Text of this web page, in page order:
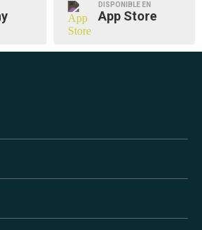
DISPONIBLE EN
App Store